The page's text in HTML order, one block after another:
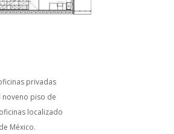
privadas
noveno piso de
localizado
México.